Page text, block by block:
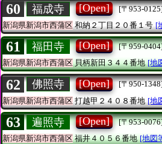
60 福成寺 [Open]
[〒953-
新潟県新潟市西蒲区和納２丁目２０番１号 [
61 福田寺 [Open]
[〒959-
新潟県新潟市西蒲区貝柄新田３４４番地 [地
62 佛照寺 [Open]
[〒950-
新潟県新潟市西蒲区 打越甲２４０８番地 [地
63 遍照寺 [Open]
[〒953-
新潟県新潟市西蒲区福井４０５６番地 [地図